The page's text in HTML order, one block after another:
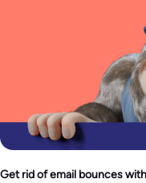
Get rid of email bounces